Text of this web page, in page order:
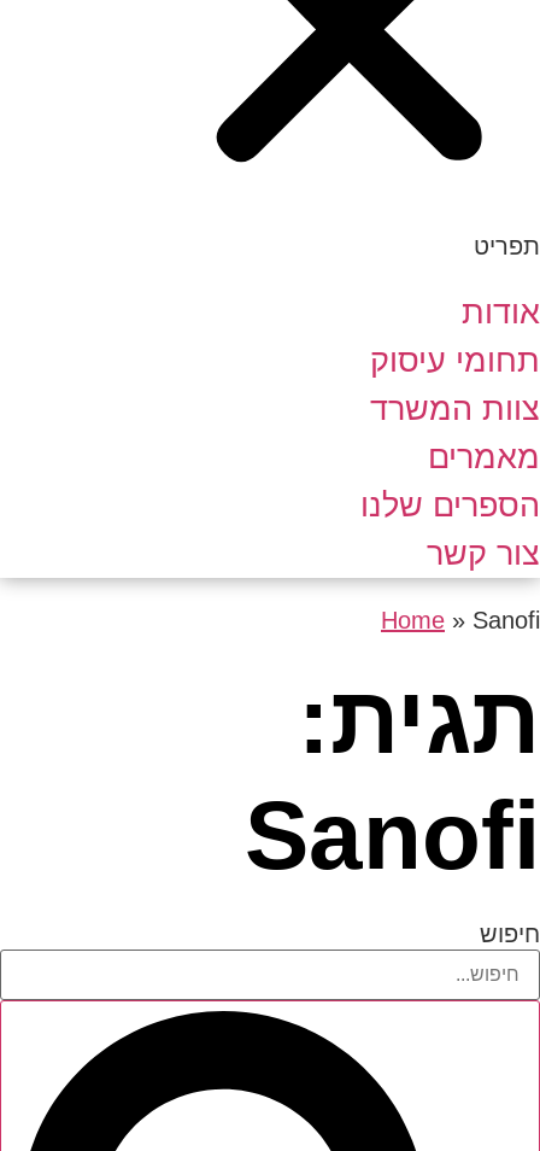
תפריט
אודות
תחומי עיסוק
צוות המשרד
מאמרים
הספרים שלנו
צור קשר
Home » Sanofi
תגית:
Sanofi
חיפוש